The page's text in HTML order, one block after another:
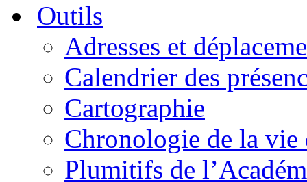
Outils
Adresses et
Calendrier des
Cartographie
Chronologie de la vie
Plumitifs de